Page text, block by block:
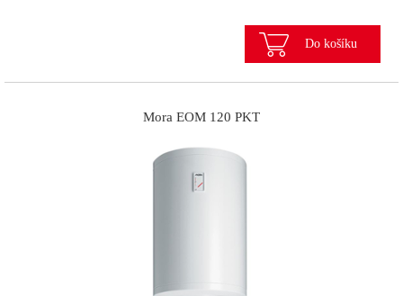
Do košíku
Mora EOM 120 PKT